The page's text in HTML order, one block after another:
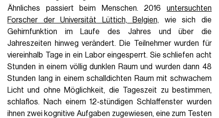
Ähnliches passiert beim Menschen. 2016 untersuchten
Forscher der Universität Lüttich, Belgien, wie sich die
Gehirnfunktion im Laufe des Jahres und über die
Jahreszeiten hinweg verändert. Die Teilnehmer wurden für
viereinhalb Tage in ein Labor eingesperrt. Sie schliefen acht
Stunden in einem völlig dunklen Raum und wurden dann 48
Stunden lang in einem schalldichten Raum mit schwachem
Licht und ohne Möglichkeit, die Tageszeit zu bestimmen,
schlaflos. Nach einem 12-stündigen Schlaffenster wurden
ihnen zwei kognitive Aufgaben zugewiesen, eine zum Testen